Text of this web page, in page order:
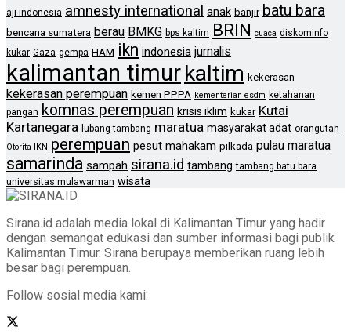
aji indonesia amnesty international anak banjir batu bara
bencana sumatera berau BMKG bps kaltim BRIN cuaca diskominfo
kukar Gaza gempa HAM ikn indonesia jurnalis
kalimantan timurkaltim kekerasan
kekerasan perempuan kemen PPPA kementerian esdm ketahanan
pangan komnas perempuan krisis iklim kukar Kutai
Kartanegara lubang tambang maratua masyarakat adat orangutan
Otorita IKN perempuan pesut mahakam pilkada pulau maratua
samarinda sampah sirana.id tambang tambang batu bara
universitas mulawarman wisata
Sirana.id adalah media lokal di Kalimantan Timur yang hadir
dengan semangat edukasi dan sumber informasi bagi publik
Kalimantan Timur. Sirana berupaya memberikan ruang lebih
besar bagi perempuan.
Follow sosial media kami: